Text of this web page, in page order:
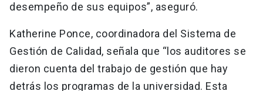
desempeño de sus equipos”, aseguró.
Katherine Ponce, coordinadora del Sistema de
Gestión de Calidad, señala que “los auditores se
dieron cuenta del trabajo de gestión que hay
detrás los programas de la universidad. Esta